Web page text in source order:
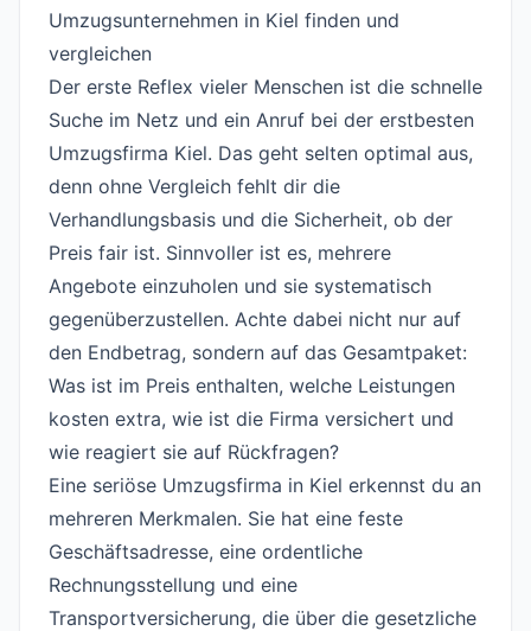
Umzugsunternehmen in Kiel finden und
vergleichen
Der erste Reflex vieler Menschen ist die schnelle
Suche im Netz und ein Anruf bei der erstbesten
Umzugsfirma Kiel. Das geht selten optimal aus,
denn ohne Vergleich fehlt dir die
Verhandlungsbasis und die Sicherheit, ob der
Preis fair ist. Sinnvoller ist es, mehrere
Angebote einzuholen und sie systematisch
gegenüberzustellen. Achte dabei nicht nur auf
den Endbetrag, sondern auf das Gesamtpaket:
Was ist im Preis enthalten, welche Leistungen
kosten extra, wie ist die Firma versichert und
wie reagiert sie auf Rückfragen?
Eine seriöse Umzugsfirma in Kiel erkennst du an
mehreren Merkmalen. Sie hat eine feste
Geschäftsadresse, eine ordentliche
Rechnungsstellung und eine
Transportversicherung, die über die gesetzliche